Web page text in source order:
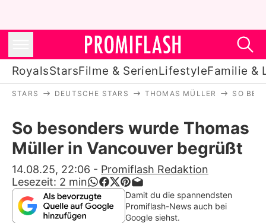
RoyalsStarsFilme & SerienLifestyleFamilie &
Stars
Filme & Serien
Lifestyle
Familie & Liebe
STARS DEUTSCHE STARS THOMAS MÜLLER SO
So besonders wurde Thomas
Müller in Vancouver begrüßt
14.08.25, 22:06 - Promiflash Redaktion
Lesezeit: 2 min
Damit du die spannendsten
Promiflash-News auch bei
Google siehst.